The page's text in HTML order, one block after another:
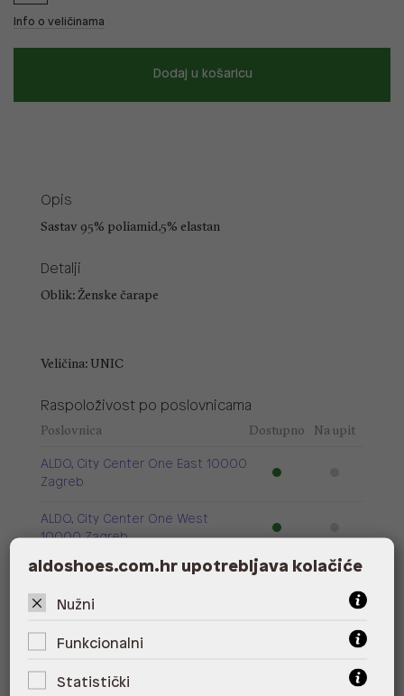
Info o veličinama
Dodaj u košaricu
Opis
Sastav 95% poliamid,5% elastan
Detalji
Oblik: Ženske čarape
Veličina: UNIC
Raspoloživost po poslovnicama
Poslovnica Dostupno Na upit
ALDO, City Center One East 10000
Zagreb
ALDO, City Center One West
10000 Zagreb
ALDO, Arena Centar 10020 Zagreb
ALDO, Mall of Split Split
ALDO, City Center One Split 21000
aldoshoes.com.hr upotrebljava kolačiće
Nužni
Funkcionalni
Statistički